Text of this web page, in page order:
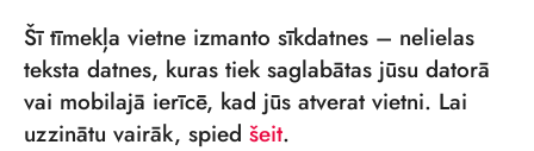
Šī tīmekļa vietne izmanto sīkdatnes – nelielas
teksta datnes, kuras tiek saglabātas jūsu datorā
vai mobilajā ierīcē, kad jūs atverat vietni. Lai
uzzinātu vairāk, spied šeit.
PIESAKIES JAUNUMIEM